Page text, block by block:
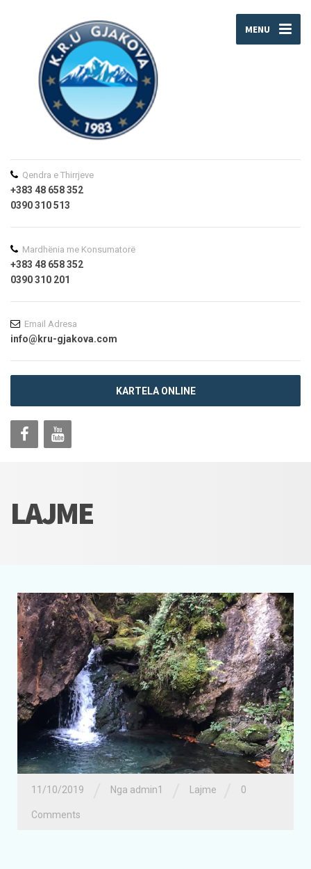
MENU
Qendra e Thirrjeve
+383 48 658 352
0390 310 513
Mardhënia me Konsumatorë
+383 48 658 352
0390 310 201
Email Adresa
info@kru-gjakova.com
KARTELA ONLINE
LAJME
11/10/2019 Nga admin1 Lajme 0
Comments